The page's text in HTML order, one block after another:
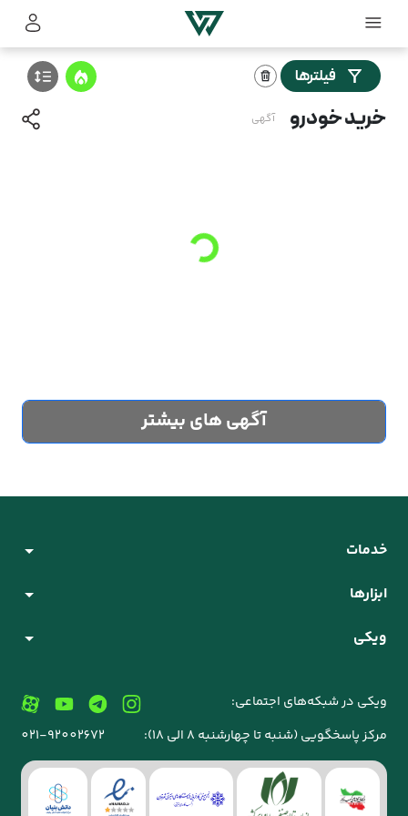
فیلترها
خرید خودرو آگهی
...
آگهی های بیشتر
خدمات
ابزارها
ویکی
ویکی در شبکه‌های اجتماعی:
مرکز پاسخگویی (شنبه تا چهارشنبه 8 الی 18):
021-92002672